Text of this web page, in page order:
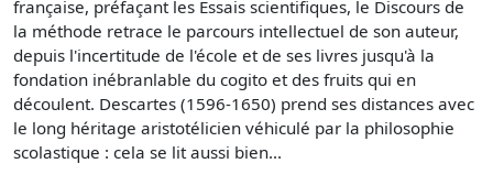
française, préfaçant les Essais scientifiques, le Discours de
la méthode retrace le parcours intellectuel de son auteur,
depuis l'incertitude de l'école et de ses livres jusqu'à la
fondation inébranlable du cogito et des fruits qui en
découlent. Descartes (1596-1650) prend ses distances avec
le long héritage aristotélicien véhiculé par la philosophie
scolastique : cela se lit aussi bien...